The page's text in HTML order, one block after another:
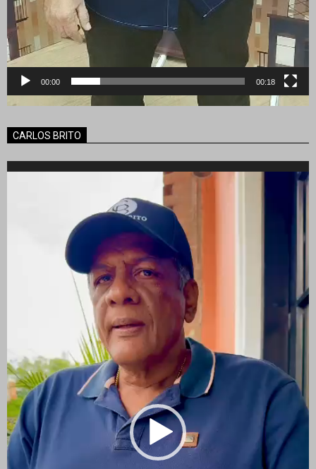
00:00 00:18
CARLOS BRITO
Reproductor